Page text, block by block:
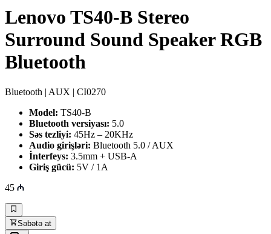
Lenovo TS40-B Stereo
Surround Sound Speaker RGB
Bluetooth
Bluetooth | AUX | CI0270
Model: TS40-B
Bluetooth versiyası: 5.0
Səs tezliyi: 45Hz – 20KHz
Audio girişləri: Bluetooth 5.0 / AUX
İnterfeys: 3.5mm + USB-A
Giriş gücü: 5V / 1A
45
Səbətə at